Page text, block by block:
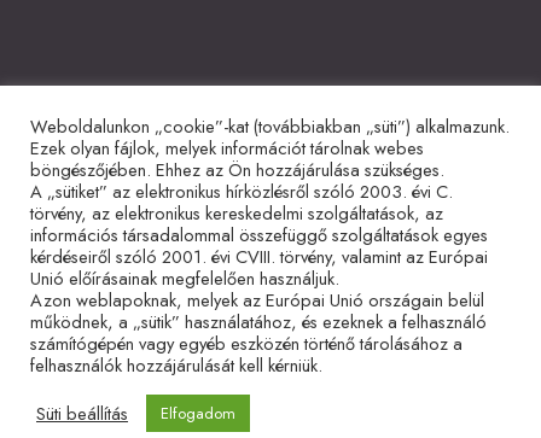
Együttműködő partnerek
Adatvédelmi tájékoztató Impresszum Sütitájékoztató
© 2026 Hetvenkét Tanítvány Mozgalom
Weboldalunkon „cookie”-kat (továbbiakban „süti”) alkalmazunk.
Ezek olyan fájlok, melyek információt tárolnak webes
böngészőjében. Ehhez az Ön hozzájárulása szükséges.
A „sütiket” az elektronikus hírközlésről szóló 2003. évi C.
törvény, az elektronikus kereskedelmi szolgáltatások, az
információs társadalommal összefüggő szolgáltatások egyes
kérdéseiről szóló 2001. évi CVIII. törvény, valamint az Európai
Unió előírásainak megfelelően használjuk.
Azon weblapoknak, melyek az Európai Unió országain belül
működnek, a „sütik” használatához, és ezeknek a felhasználó
számítógépén vagy egyéb eszközén történő tárolásához a
felhasználók hozzájárulását kell kérniük.
Süti beállítás
Elfogadom